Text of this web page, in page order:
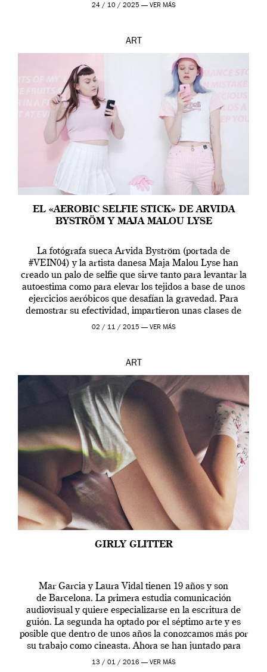
24 / 10 / 2025 — VER MÁS
ART
EL «AEROBIC SELFIE STICK» DE ARVIDA
BYSTRÖM Y MAJA MALOU LYSE
La fotógrafa sueca Arvida Byström (portada de
#VEIN04) y la artista danesa Maja Malou Lyse han
creado un palo de selfie que sirve tanto para levantar la
autoestima como para elevar los tejidos a base de unos
ejercicios aeróbicos que desafían la gravedad. Para
demostrar su efectividad, impartieron unas clases de
prueba en el Tate […]
02 / 11 / 2015 — VER MÁS
ART
GIRLY GLITTER
Mar Garcia y Laura Vidal tienen 19 años y son
de Barcelona. La primera estudia comunicación
audiovisual y quiere especializarse en la escritura de
guión. La segunda ha optado por el séptimo arte y es
posible que dentro de unos años la conozcamos más por
su trabajo como cineasta. Ahora se han juntado para
contarnos una […]
13 / 01 / 2016 — VER MÁS